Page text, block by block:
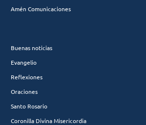
Amén Comunicaciones
Buenas noticias
Evangelio
Reflexiones
Oraciones
Santo Rosario
Coronilla Divina Misericordia